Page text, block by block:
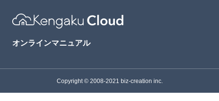
オンラインマニュアル
Copyright © 2008-2021 biz-creation inc.